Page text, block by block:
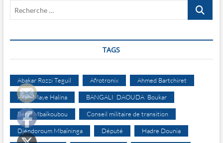
Recherche
TAGS
Abakar Rozzi Teguil Afrotronix Ahmed Bartchiret
Allah-Maye Halina BANGALI DAOUDA Boukar
Béral Mbaïkoubou Conseil militaire de transition
Djéndoroum Mbaïninga Député Hadre Dounia